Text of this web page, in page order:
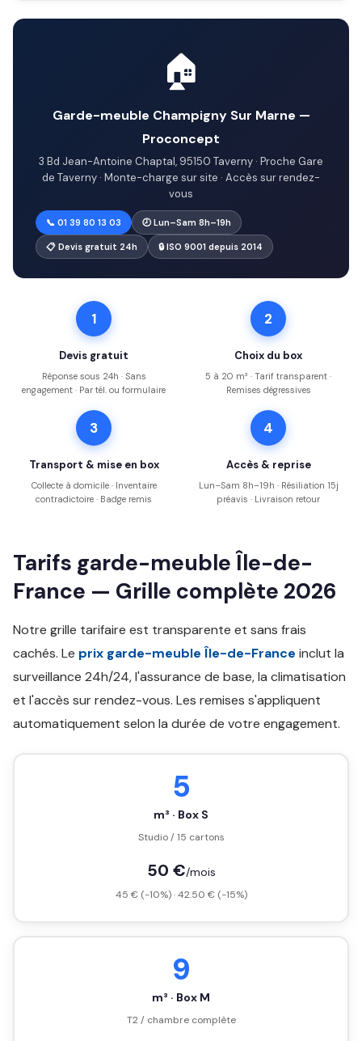
🏠
Garde-meuble Champigny Sur Marne —
Proconcept
3 Bd Jean-Antoine Chaptal, 95150 Taverny · Proche Gare
de Taverny · Monte-charge sur site · Accès sur rendez-
vous
📞 01 39 80 13 03 🕗 Lun–Sam 8h–19h
📋 Devis gratuit 24h 🔒 ISO 9001 depuis 2014
1
Devis gratuit
Réponse sous 24h · Sans
engagement · Par tél. ou formulaire
2
Choix du box
5 à 20 m³ · Tarif transparent ·
Remises dégressives
3
Transport & mise en box
Collecte à domicile · Inventaire
contradictoire · Badge remis
4
Accès & reprise
Lun–Sam 8h–19h · Résiliation 15j
préavis · Livraison retour
Tarifs garde-meuble Île-de-
France — Grille complète 2026
Notre grille tarifaire est transparente et sans frais
cachés. Le prix garde-meuble Île-de-France inclut la
surveillance 24h/24, l'assurance de base, la climatisation
et l'accès sur rendez-vous. Les remises s'appliquent
automatiquement selon la durée de votre engagement.
5
m³ · Box S
Studio / 15 cartons
50 €/mois
45 € (-10%) · 42.50 € (-15%)
9
m³ · Box M
T2 / chambre complète